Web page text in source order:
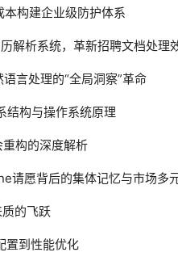
构建企业级防护体系
解析系统，革新招聘文档处理
言处理的“全局洞察”革命
结构与操作系统原理
构的深度解析
请愿背后的集体记忆与市场多
的飞跃
置到性能优化